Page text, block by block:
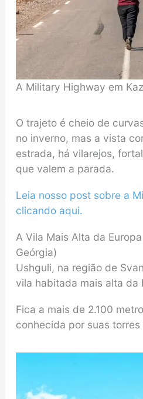
A Military Highway em
O trajeto é cheio de
no inverno, mas a vista
estrada, há vilarejos,
que valem a parada.
Leia nosso post sobre a
clicando aqui.
A Vila Mais Alta da
Geórgia)
Ushguli, na região de
vila habitada mais alta da
Fica a mais de 2.100
conhecida por suas torres